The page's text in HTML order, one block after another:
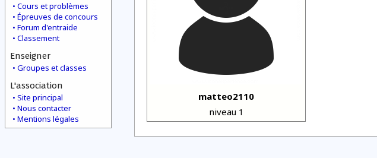
Cours et problèmes
Épreuves de concours
Forum d'entraide
Classement
Enseigner
Groupes et classes
L'association
Site principal
Nous contacter
Mentions légales
matteo2110
niveau 1